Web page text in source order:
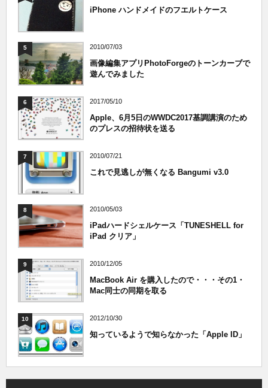
iPhone ハンドメイドのフエルトケース
5 2010/07/03
画像編集アプリPhotoForgeのトーンカーブで
遊んでみました
6 2017/05/10
Apple、6月5日のWWDC2017基調講演のため
のプレスの招待状を送る
7 2010/07/21
これで見逃しが無くなる Bangumi v3.0
8 2010/05/03
iPadハードシェルケース「TUNESHELL for
iPad クリア」
9 2010/12/05
MacBook Air を購入したので・・・その1・
Mac同士の同期を取る
10 2012/10/30
知っているようで知らなかった「Apple ID」